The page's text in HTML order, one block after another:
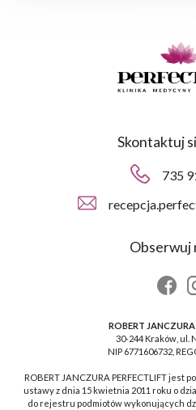
Skontaktuj
735
Obserwuj
ROBERT JANCZURA
30-244 Kraków, ul.
NIP 6771606732,
ROBERT JANCZURA PERFECTLIFT jest
ustawy z dnia 15 kwietnia 2011 roku o
do rejestru podmiotów wykonujących